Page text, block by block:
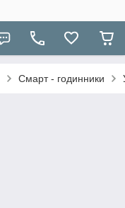
Смарт - годинники